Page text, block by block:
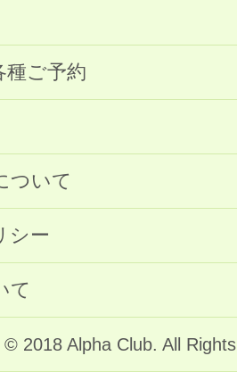
種ご予約
ついて
シー
て
© 2018 Alpha Club. All